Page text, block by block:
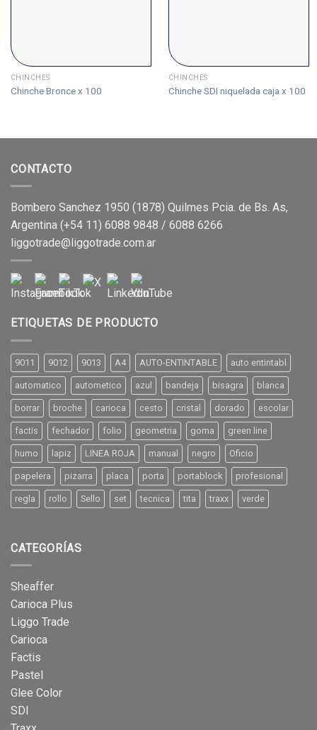
CHINCHES
Chinche Bronce x 100
CHINCHES
Chinche SDI niquelada caja x 100
CONTACTO
Bombero Sanchez 1950 (1878) Quilmes Pcia. de Bs. As,
Argentina (+54 11) 6088 9848 / 6088 6266
liggotrade@liggotrade.com.ar
ETIQUETAS DE PRODUCTO
9011 9012 9013 A4 AUTO-ENTINTABLE auto entintabl
automatico autometico azul bandeja bisagra blanca
borrar broche carioca cesto cristal dorado escolar
factis fechador folio geometria goma green line
humo lapiz LINEA ROJA manual negro Oficio
papelera pizarra placa porta portablock profesional
regla rollo Sello set tecnica tita traxx verde
CATEGORÍAS
Sheaffer
Carioca Plus
Liggo Trade
Carioca
Factis
Pastel
Glee Color
SDI